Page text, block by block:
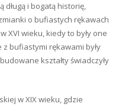
długą i bogatą historię,
o bufiastych rękawach
XVI wieku, kiedy to były one
bufiastymi rękawami były
kształty świadczyły
w XIX wieku, gdzie